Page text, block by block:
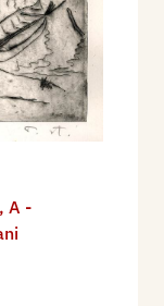
, A -